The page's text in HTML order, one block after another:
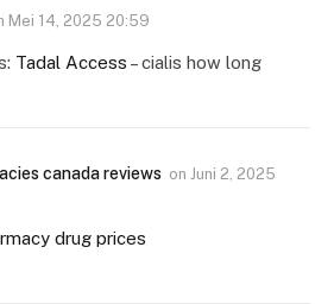
Mei 14, 2025 20:59
Tadal Access – cialis how long
canada reviews on Juni 2, 2025
drug prices